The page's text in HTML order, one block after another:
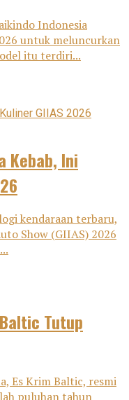
Indonesia
untuk meluncurkan
itu terdiri...
Kebab, Ini
kendaraan terbaru,
Show (GIIAS) 2026
Tutup
Es Krim Baltic, resmi
puluhan tahun